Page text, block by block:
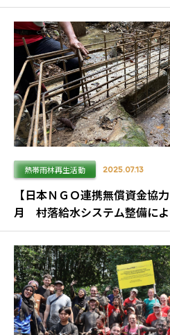
熱帯雨林再生活動 2025.07.13
【日本ＮＧＯ連携無償資金協
月 村落給水システム整備に
ネットワーク構築事業